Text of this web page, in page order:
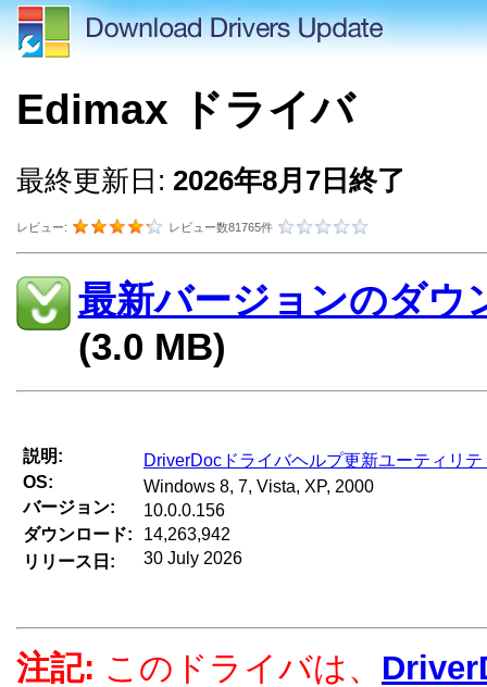
Edimax ドライバ
最終更新日: 2026年8月7日終了
レビュー: レビュー数81765件
最新バージョンのダウ
(3.0 MB)
説明:
OS:
バージョン:
ダウンロード:
リリース日:
DriverDocドライバヘルプ更新ユーティリテ
Windows 8, 7, Vista, XP, 2000
10.0.0.156
14,263,942
30 July 2026
注記: このドライバは、